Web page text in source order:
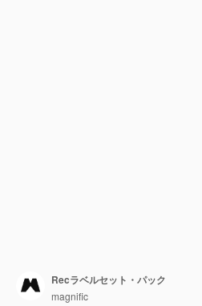
Recラベルセット・パック
magnific